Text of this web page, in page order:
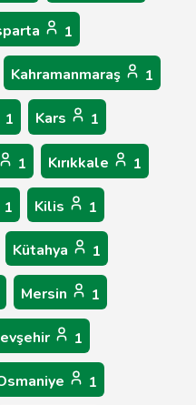
1
Kahramanmaraş 1
1 Kars 1
1 Kırıkkale 1
1 Kilis 1
Kütahya 1
Mersin 1
1
1